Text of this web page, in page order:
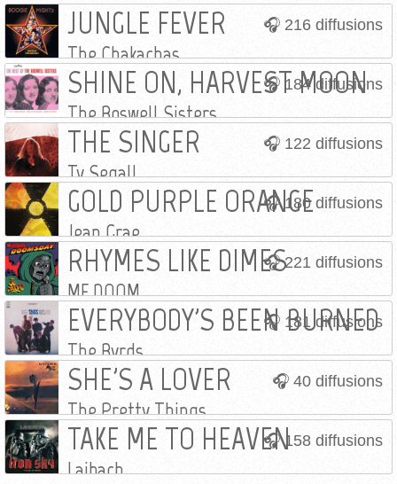
216 diffusions
JUNGLE FEVER
The Chakachas
184 diffusions
SHINE ON, HARVEST MOON
The Boswell Sisters
122 diffusions
THE SINGER
Ty Segall
180 diffusions
GOLD PURPLE ORANGE
Jean Grae
221 diffusions
RHYMES LIKE DIMES
MF DOOM
181 diffusions
EVERYBODY'S BEEN BURNED
The Byrds
40 diffusions
SHE'S A LOVER
The Pretty Things
158 diffusions
TAKE ME TO HEAVEN
Laibach